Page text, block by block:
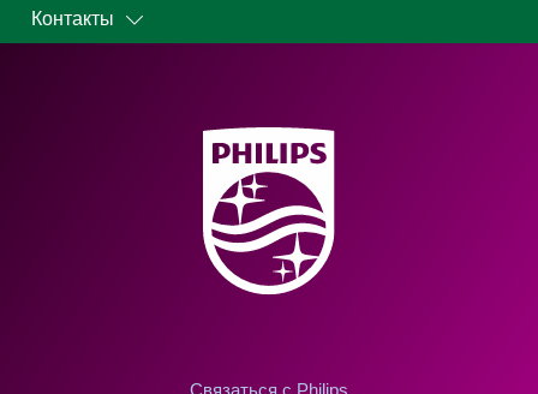
Контакты
Связаться с Philips